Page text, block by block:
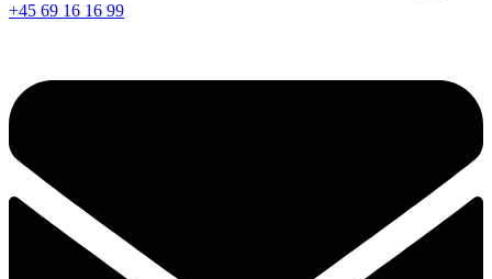
+45 69 16 16 99